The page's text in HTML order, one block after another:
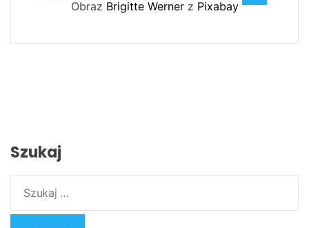
Obraz Brigitte Wernerz Pixabay
Szukaj
u